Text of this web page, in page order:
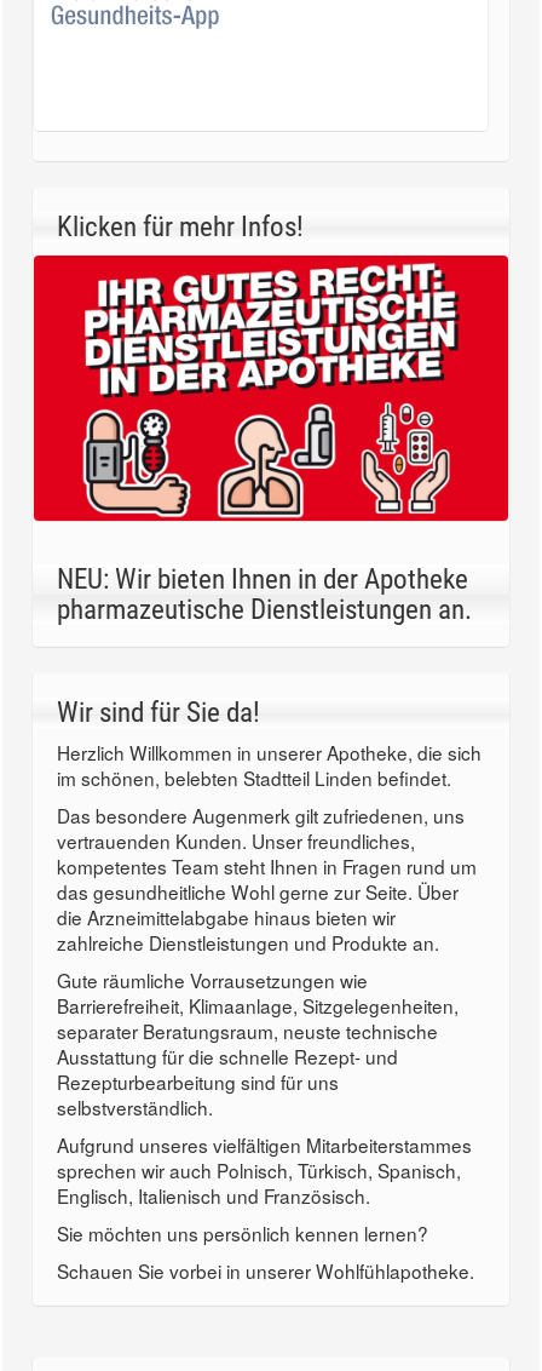
Klicken für mehr Infos!
NEU: Wir bieten Ihnen in der Apotheke
pharmazeutische Dienstleistungen an.
Wir sind für Sie da!
Herzlich Willkommen in unserer Apotheke, die sich
im schönen, belebten Stadtteil Linden befindet.
Das besondere Augenmerk gilt zufriedenen, uns
vertrauenden Kunden. Unser freundliches,
kompetentes Team steht Ihnen in Fragen rund um
das gesundheitliche Wohl gerne zur Seite. Über
die Arzneimittelabgabe hinaus bieten wir
zahlreiche Dienstleistungen und Produkte an.
Gute räumliche Vorrausetzungen wie
Barrierefreiheit, Klimaanlage, Sitzgelegenheiten,
separater Beratungsraum, neuste technische
Ausstattung für die schnelle Rezept- und
Rezepturbearbeitung sind für uns
selbstverständlich.
Aufgrund unseres vielfältigen Mitarbeiterstammes
sprechen wir auch Polnisch, Türkisch, Spanisch,
Englisch, Italienisch und Französisch.
Sie möchten uns persönlich kennen lernen?
Schauen Sie vorbei in unserer Wohlfühlapotheke.